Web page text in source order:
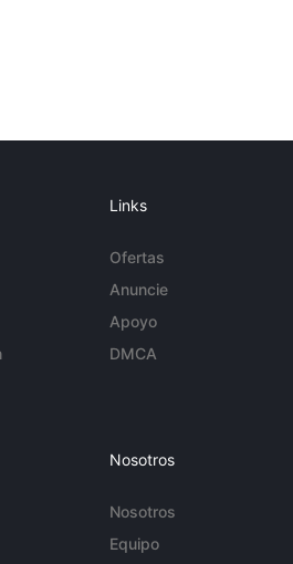
Links
Ofertas
Anuncie
Apoyo
DMCA
Nosotros
Nosotros
Equipo